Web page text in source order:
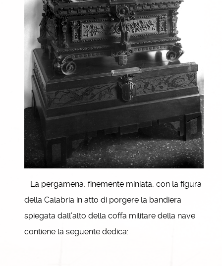
La pergamena, finemente miniata, con la figura
della Calabria in atto di porgere la bandiera
spiegata dall’alto della coffa militare della nave
contiene la seguente dedica: